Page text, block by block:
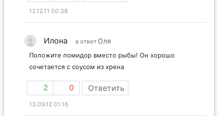
12.12.11 00:38
Илона в ответ Оля
Положите помидор вместо рыбы! Он хорошо
сочетается с соусом из хрена
2 0 Ответить
13.09.12 01:16